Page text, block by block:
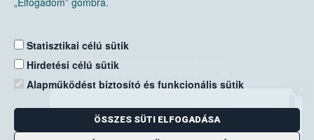
Statisztikai célú sütik
Hirdetési célú sütik
Alapműködést biztosító és funkcionális sütik
ÖSSZES SÜTI ELFOGADÁSA
Nemzeti Élelmiszerlánc-biztonsági Hivatal
Levelezési cím: 1525 Budapest. Pf. 30.
E-mail:ugyfelszolgalat@nebih.gov.hu